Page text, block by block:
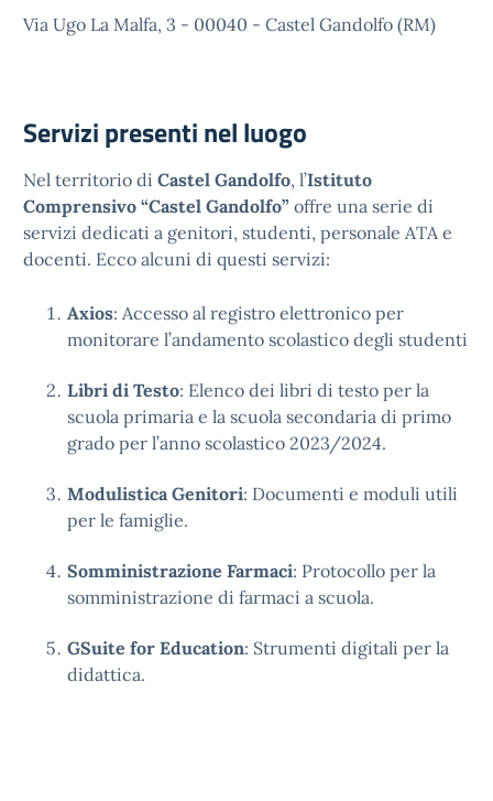
Via Ugo La Malfa, 3 - 00040 - Castel Gandolfo (RM)
Servizi presenti nel luogo
Nel territorio di Castel Gandolfo, l’Istituto
Comprensivo “Castel Gandolfo” offre una serie di
servizi dedicati a genitori, studenti, personale ATA e
docenti. Ecco alcuni di questi servizi:
Axios: Accesso al registro elettronico per
monitorare l’andamento scolastico degli studenti
Libri di Testo: Elenco dei libri di testo per la
scuola primaria e la scuola secondaria di primo
grado per l’anno scolastico 2023/2024.
Modulistica Genitori: Documenti e moduli utili
per le famiglie.
Somministrazione Farmaci: Protocollo per la
somministrazione di farmaci a scuola.
GSuite for Education: Strumenti digitali per la
didattica.